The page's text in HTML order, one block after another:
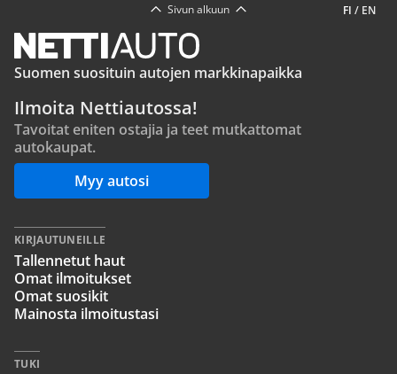
FI / EN
Sivun alkuun
Suomen suosituin autojen markkinapaikka
Ilmoita Nettiautossa!
Tavoitat eniten ostajia ja teet mutkattomat
autokaupat.
Myy autosi
KIRJAUTUNEILLE
Tallennetut haut
Omat ilmoitukset
Omat suosikit
Mainosta ilmoitustasi
TUKI